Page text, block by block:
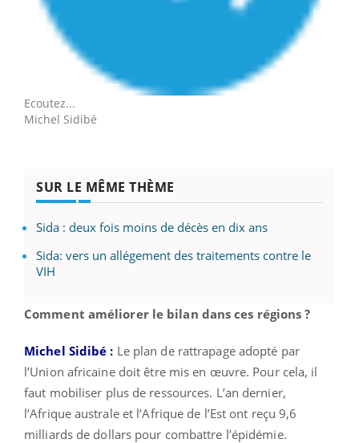
Ecoutez...
Michel Sidibé
SUR LE MÊME THÈME
Sida : deux fois moins de décès en dix ans
Sida: vers un allégement des traitements contre le
VIH
Comment améliorer le bilan dans ces régions ?
Michel Sidibé : Le plan de rattrapage adopté par
l’Union africaine doit être mis en œuvre. Pour cela, il
faut mobiliser plus de ressources. L’an dernier,
l’Afrique australe et l’Afrique de l’Est ont reçu 9,6
milliards de dollars pour combattre l’épidémie.